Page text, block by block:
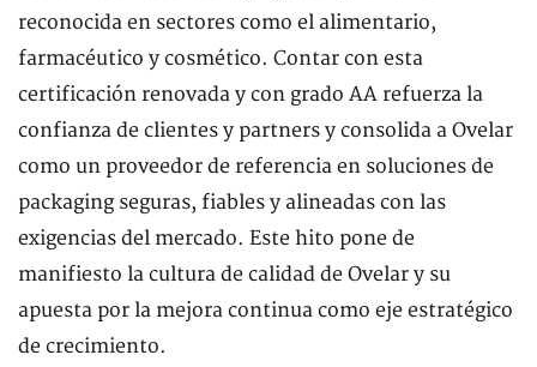
reconocida en sectores como el alimentario,
farmacéutico y cosmético. Contar con esta
certificación renovada y con grado AA refuerza la
confianza de clientes y partners y consolida a Ovelar
como un proveedor de referencia en soluciones de
packaging seguras, fiables y alineadas con las
exigencias del mercado. Este hito pone de
manifiesto la cultura de calidad de Ovelar y su
apuesta por la mejora continua como eje estratégico
de crecimiento.